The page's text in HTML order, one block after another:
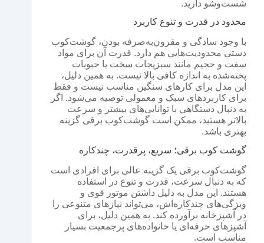
شست‌وشو دارید.
محدود در قدرت و تنوع کاربرد
با وجود سادگی و مقرون‌به‌صرفه بودن، گوشت‌کوب
دستی محدودیت‌هایی هم دارد. قدرت آن برای مواد
سفت و حجیم مانند سبزیجات سخت یا حبوبات
پخته‌شده به اندازه کافی بالا نیست. به همین دلیل،
این مدل برای کارهای سنگین مناسب نیست و فقط
برای کاربردهای سبک و معمولی توصیه می‌شود. اگر
به دنبال دستگاهی با توانایی‌های بیشتر و سرعت
بالاتر هستید، ممکن است گوشت‌کوب برقی گزینه
بهتری باشد.
گوشت کوب برقی؛ سریع، پرقدرت، چندکاره
گوشت‌کوب برقی یک گزینه عالی برای افرادی است
که به دنبال سرعت، قدرت و تنوع در استفاده
هستند. این مدل به دلیل داشتن موتور قوی و
ویژگی‌های چندکاره‌اش، می‌تواند نیازهای متنوعی را
در آشپزخانه برآورده کند. به همین دلیل، برای
آشپزهای حرفه‌ای یا خانواده‌های پرجمعیت بسیار
مناسب است.